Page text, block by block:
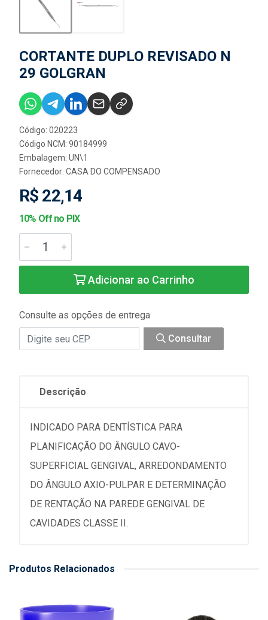
CORTANTE DUPLO REVISADO N
29 GOLGRAN
Código: 020223
Código NCM: 90184999
Embalagem: UN\1
Fornecedor: CASA DO COMPENSADO
R$ 22,14
10% Off no PIX
Adicionar ao Carrinho
Consulte as opções de entrega
Consultar
Descrição
INDICADO PARA DENTÍSTICA PARA
PLANIFICAÇÃO DO ÂNGULO CAVO-
SUPERFICIAL GENGIVAL, ARREDONDAMENTO
DO ÂNGULO AXIO-PULPAR E DETERMINAÇÃO
DE RENTAÇÃO NA PAREDE GENGIVAL DE
CAVIDADES CLASSE II.
Produtos Relacionados